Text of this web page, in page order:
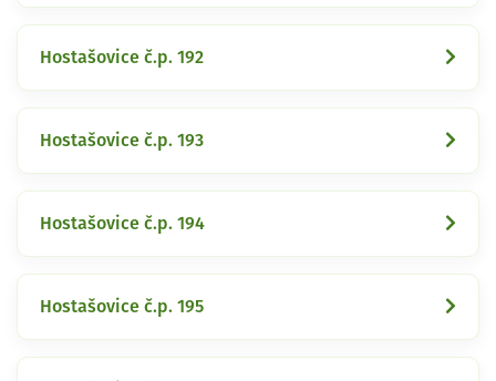
Hostašovice č.p. 192
Hostašovice č.p. 193
Hostašovice č.p. 194
Hostašovice č.p. 195